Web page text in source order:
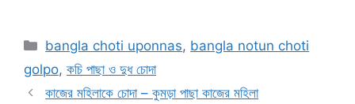
Categories
bangla choti uponnas, bangla notun choti
golpo, কচি পাছা ও দুধ চোদা
কাজের মহিলাকে চোদা – কুমড়া পাছা কাজের মহিলা